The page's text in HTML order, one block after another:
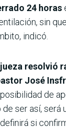
24 horas
sin
indicó.
resolvió
José
de
ser así, será
si